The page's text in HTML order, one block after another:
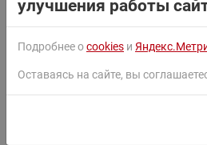
улучшения работы
Подробнее оcookies и
Оставаясь на сайте, вы